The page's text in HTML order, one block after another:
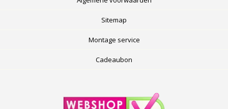
Sitemap
Montage service
Cadeaubon